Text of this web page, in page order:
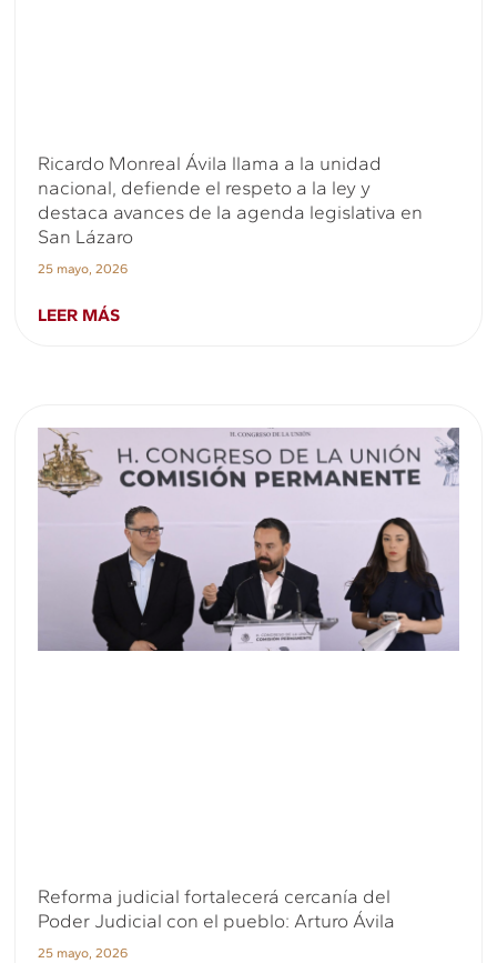
Ricardo Monreal Ávila llama a la unidad
nacional, defiende el respeto a la ley y
destaca avances de la agenda legislativa en
San Lázaro
25 mayo, 2026
LEER MÁS
Reforma judicial fortalecerá cercanía del
Poder Judicial con el pueblo: Arturo Ávila
25 mayo, 2026